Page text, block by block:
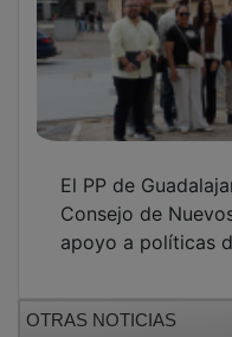
Consejo de
apoyo a políticas
OTRAS NOTICIAS